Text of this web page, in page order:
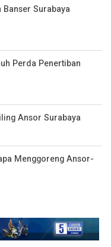
Surabaya
Perda Penertiban
Ansor Surabaya
Menggoreng Ansor-